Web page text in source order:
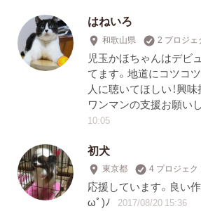
はねいろ
和歌山県 2 プロジェ
児玉かほちゃんはデビ
てます。地道にコツコ
人に聴いてほしい！興
ワンマンの支援お願い
10:05
初犬
東京都 4 プロジェク
応援しています。良い
ωﾟ)ﾉ
2017/08/20 15:36